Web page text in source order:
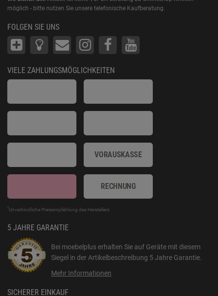
möglich - bitte nutzen Sie unsere telefonische Kaufberatung.
FOLGEN SIE UNS
VIELE ZAHLUNGSMÖGLICHKEITEN
VORAUSKASSE
RECHNUNG
*Unverbindliche Preisempfehlung des Herstellers
5 JAHRE GARANTIE
Bei moebelplus erhalten Sie auf Geräte mit diesem
Siegel in der Artikelbeschreibung 5 Jahre Garantie.
Mehr Informationen
SICHERER EINKAUF